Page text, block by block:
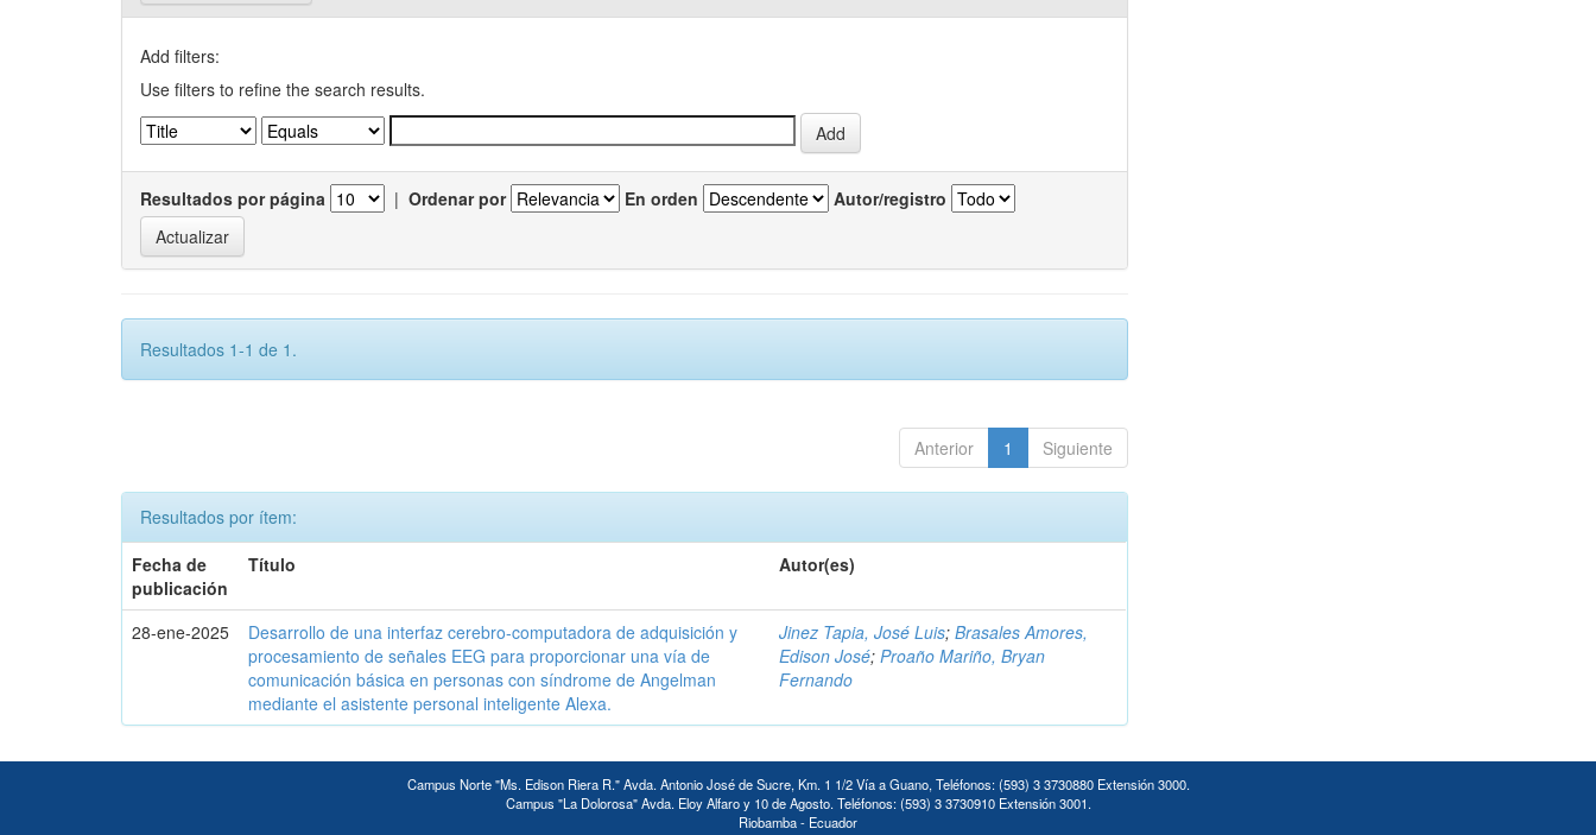
Add filters:
Use filters to refine the search results.
Resultados por página | Ordenar por En orden Autor/registro
Resultados 1-1 de 1.
Anterior 1 Siguiente
Resultados por ítem:
Fecha de
publicación
Título Autor(es)
28-ene-2025
Desarrollo de una interfaz cerebro-computadora de adquisición y
procesamiento de señales EEG para proporcionar una vía de
comunicación básica en personas con síndrome de Angelman
mediante el asistente personal inteligente Alexa.
Jinez Tapia, José Luis;Brasales Amores,
Edison José;Proaño Mariño, Bryan
Fernando
Campus Norte "Ms. Edison Riera R." Avda. Antonio José de Sucre, Km. 1 1/2 Vía a Guano, Teléfonos: (593) 3 3730880 Extensión 3000.
Campus "La Dolorosa" Avda. Eloy Alfaro y 10 de Agosto. Teléfonos: (593) 3 3730910 Extensión 3001.
Riobamba - Ecuador